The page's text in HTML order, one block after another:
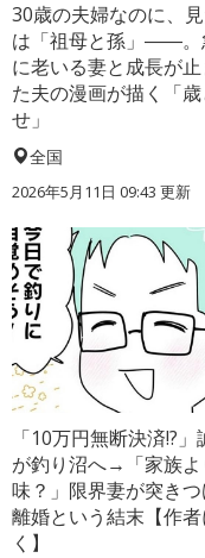
30歳の夫婦なのに、
は「祖母と孫」――。
に老いる妻と成長が止
た夫の漫画が描く「
せ」
全国
2026年5月11日 09:43 更新
「10万円無断決済!?」
が釣り沼へ→「家族よ
味？」限界妻が突きつ
離婚という結末【作
く】